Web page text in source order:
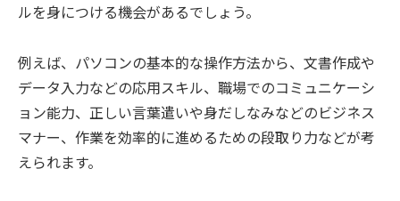
ルを身につける機会があるでしょう。
例えば、パソコンの基本的な操作方法から、文書作成や
データ入力などの応用スキル、職場でのコミュニケーシ
ョン能力、正しい言葉遣いや身だしなみなどのビジネス
マナー、作業を効率的に進めるための段取り力などが考
えられます。